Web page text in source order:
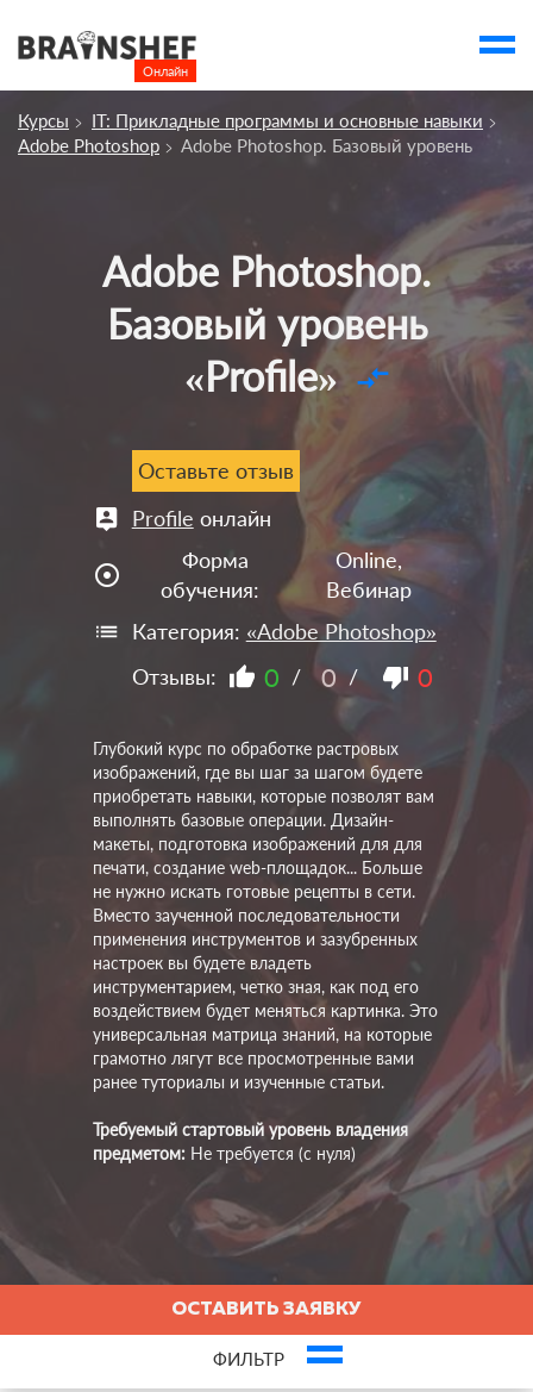
Онлайн
account_balance Выбор компании
Профессии
Курсы
IT: Прикладные программы и основные навыки
Adobe Photoshop
Adobe Photoshop. Базовый уровень
Adobe Photoshop.
Базовый уровень
«Profile» compare_arrows
Profile онлайн
adjust
Форма
обучения:
Online,
Вебинар
Категория: «Adobe Photoshop»
Отзывы:
0 / 0/ 0
Оставьте отзыв
Глубокий курс по обработке растровых
изображений, где вы шаг за шагом будете
приобретать навыки, которые позволят вам
выполнять базовые операции. Дизайн-
макеты, подготовка изображений для для
печати, создание web-площадок... Больше
не нужно искать готовые рецепты в сети.
Вместо заученной последовательности
применения инструментов и зазубренных
настроек вы будете владеть
инструментарием, четко зная, как под его
воздействием будет меняться картинка. Это
универсальная матрица знаний, на которые
грамотно лягут все просмотренные вами
ранее туториалы и изученные статьи.
Требуемый стартовый уровень владения
предметом: Не требуется (с нуля)
ОСТАВИТЬ ЗАЯВКУ
ФИЛЬТР